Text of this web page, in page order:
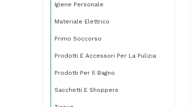
Igiene Personale
Materiale Elettrico
Primo Soccorso
Prodotti E Accessori Per La Pulizia
Prodotti Per Il Bagno
Sacchetti E Shoppers